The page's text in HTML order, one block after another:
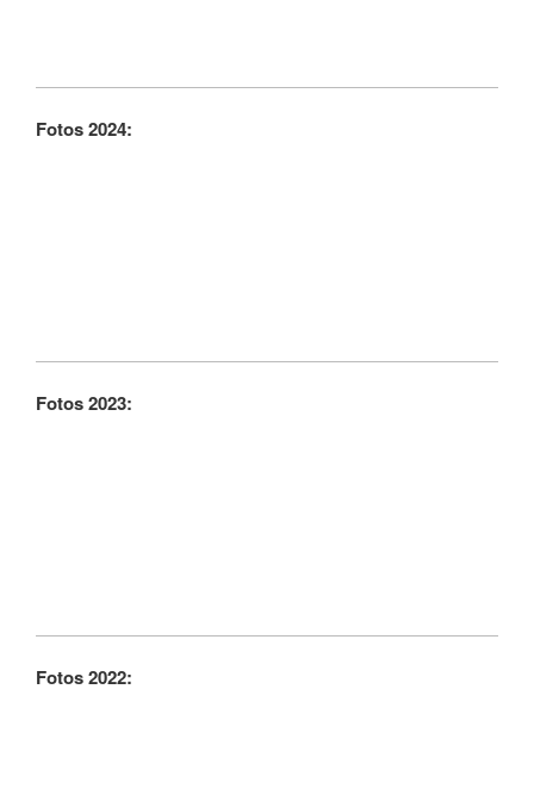
Fotos 2024:
Fotos 2023:
Fotos 2022: